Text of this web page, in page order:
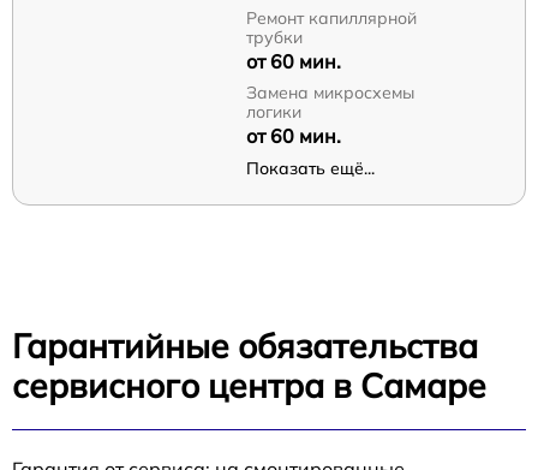
Ремонт капиллярной
трубки
от 60 мин.
Замена микросхемы
логики
от 60 мин.
Показать ещё...
Гарантийные обязательства
сервисного центра в Самаре